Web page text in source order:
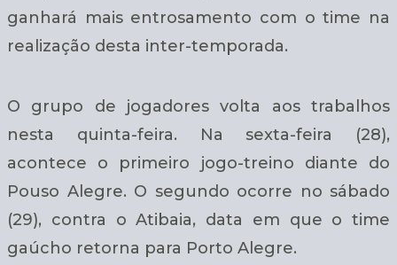
ganhará mais entrosamento com o time na
realização desta inter-temporada.
O grupo de jogadores volta aos trabalhos
nesta quinta-feira. Na sexta-feira (28),
acontece o primeiro jogo-treino diante do
Pouso Alegre. O segundo ocorre no sábado
(29), contra o Atibaia, data em que o time
gaúcho retorna para Porto Alegre.